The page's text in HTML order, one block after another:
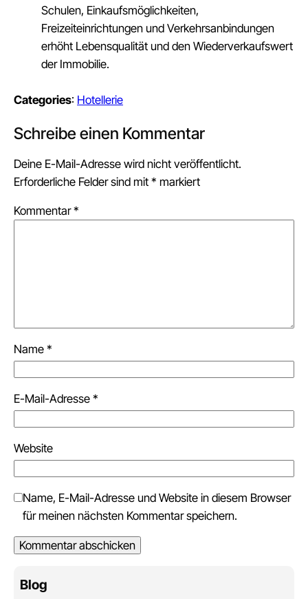
Schulen, Einkaufsmöglichkeiten,
Freizeiteinrichtungen und Verkehrsanbindungen
erhöht Lebensqualität und den Wiederverkaufswert
der Immobilie.
Categories: Hotellerie
Schreibe einen Kommentar
Deine E-Mail-Adresse wird nicht veröffentlicht.
Erforderliche Felder sind mit * markiert
Kommentar*
Name *
E-Mail-Adresse *
Website
Name, E-Mail-Adresse und Website in diesem Browser
für meinen nächsten Kommentar speichern.
Blog